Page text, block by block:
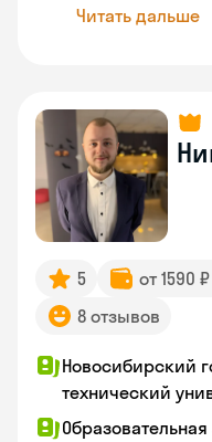
Читать дальше
5 от 1590
8 отзывов
Новосибирский
технический